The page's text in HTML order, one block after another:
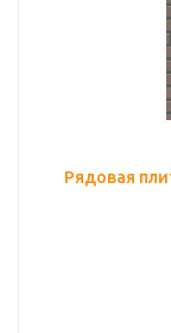
Рядовая